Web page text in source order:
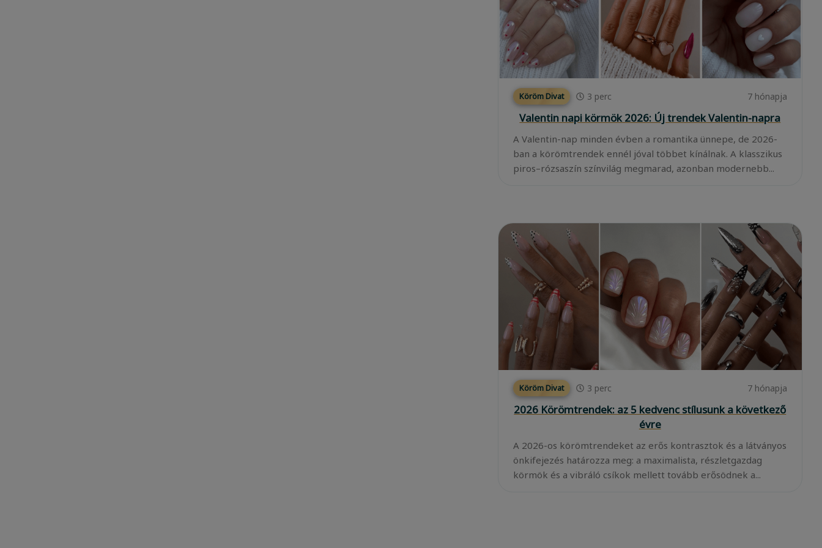
Köröm Divat 3 perc 7 hónapja
Valentin napi körmök 2026: Új trendek Valentin-napra
A Valentin-nap minden évben a romantika ünnepe, de 2026-
ban a körömtrendek ennél jóval többet kínálnak. A klasszikus
piros–rózsaszín színvilág megmarad, azonban modernebb...
Köröm Divat 3 perc 7 hónapja
2026 Körömtrendek: az 5 kedvenc stílusunk a következő
évre
A 2026-os körömtrendeket az erős kontrasztok és a látványos
önkifejezés határozza meg: a maximalista, részletgazdag
körmök és a vibráló csíkok mellett tovább erősödnek a...